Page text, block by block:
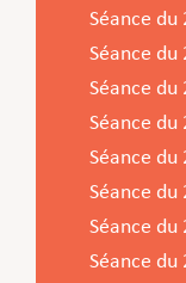
Séance du
Séance du
Séance du
Séance du
Séance du
Séance du
Séance du
Séance du